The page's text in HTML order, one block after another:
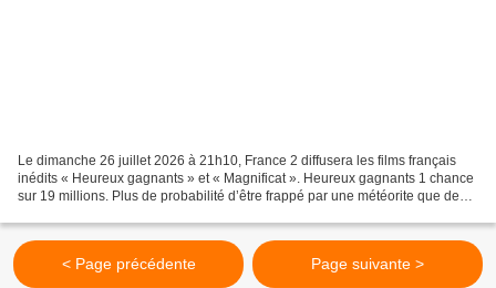
Le dimanche 26 juillet 2026 à 21h10, France 2 diffusera les films français
inédits « Heureux gagnants » et « Magnificat ». Heureux gagnants 1 chance
sur 19 millions. Plus de probabilité d’être frappé par une météorite que de
< Page précédente Page suivante >